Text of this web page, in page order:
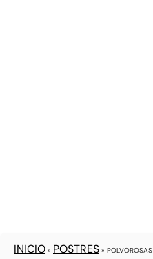
INICIO » POSTRES » POLVOROSAS